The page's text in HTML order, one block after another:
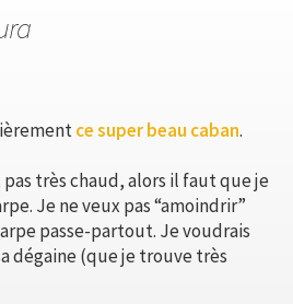
ce super beau caban.
très chaud, alors il faut que je
Je ne veux pas “amoindrir”
passe-partout. Je voudrais
dégaine (que je trouve très